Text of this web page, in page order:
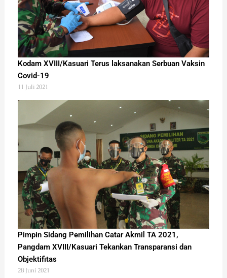
Kodam XVIII/Kasuari Terus laksanakan Serbuan Vaksin
Covid-19
11 Juli 2021
Pimpin Sidang Pemilihan Catar Akmil TA 2021,
Pangdam XVIII/Kasuari Tekankan Transparansi dan
Objektifitas
28 Juni 2021